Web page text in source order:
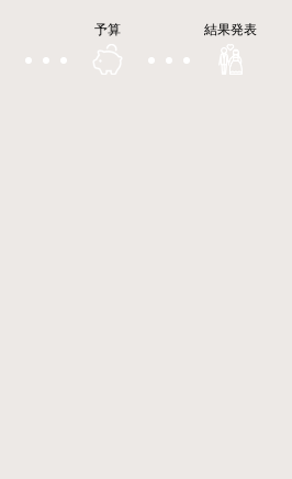
予算 結果発表